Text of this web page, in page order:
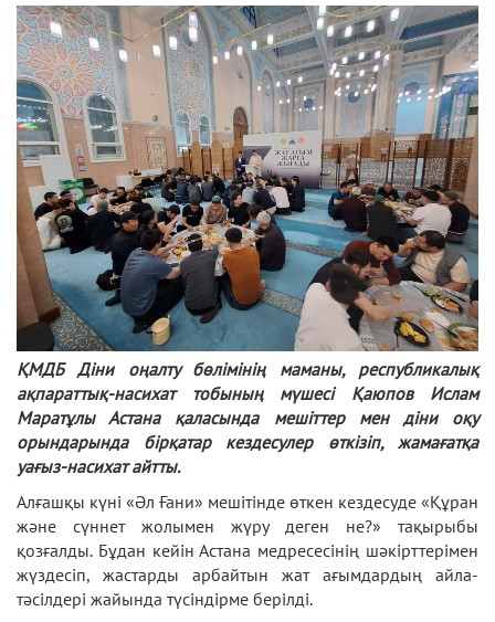
ҚМДБ Діни оңалту бөлімінің маманы, республикалық
ақпараттық-насихат тобының мүшесі Қаюпов Ислам
Маратұлы Астана қаласында мешіттер мен діни оқу
орындарында бірқатар кездесулер өткізіп, жамағатқа
уағыз-насихат айтты.
Алғашқы күні «Әл Ғани» мешітінде өткен кездесуде «Құран
және сүннет жолымен жүру деген не?» тақырыбы
қозғалды. Бұдан кейін Астана медресесінің шәкірттерімен
жүздесіп, жастарды арбайтын жат ағымдардың айла-
тәсілдері жайында түсіндірме берілді.